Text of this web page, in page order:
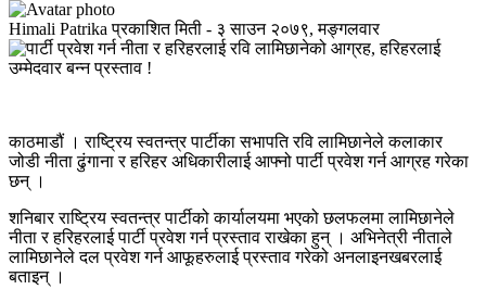
Himali Patrika प्रकाशित मिती - ३ साउन २०७९, मङ्गलवार
काठमाडौं । राष्ट्रिय स्वतन्त्र पार्टीका सभापति रवि लामिछानेले कलाकार
जोडी नीता ढुंगाना र हरिहर अधिकारीलाई आफ्नो पार्टी प्रवेश गर्न आग्रह गरेका
छन् ।
शनिबार राष्ट्रिय स्वतन्त्र पार्टीको कार्यालयमा भएको छलफलमा लामिछानेले
नीता र हरिहरलाई पार्टी प्रवेश गर्न प्रस्ताव राखेका हुन् । अभिनेत्री नीताले
लामिछानेले दल प्रवेश गर्न आफूहरुलाई प्रस्ताव गरेको अनलाइनखबरलाई
बताइन् ।